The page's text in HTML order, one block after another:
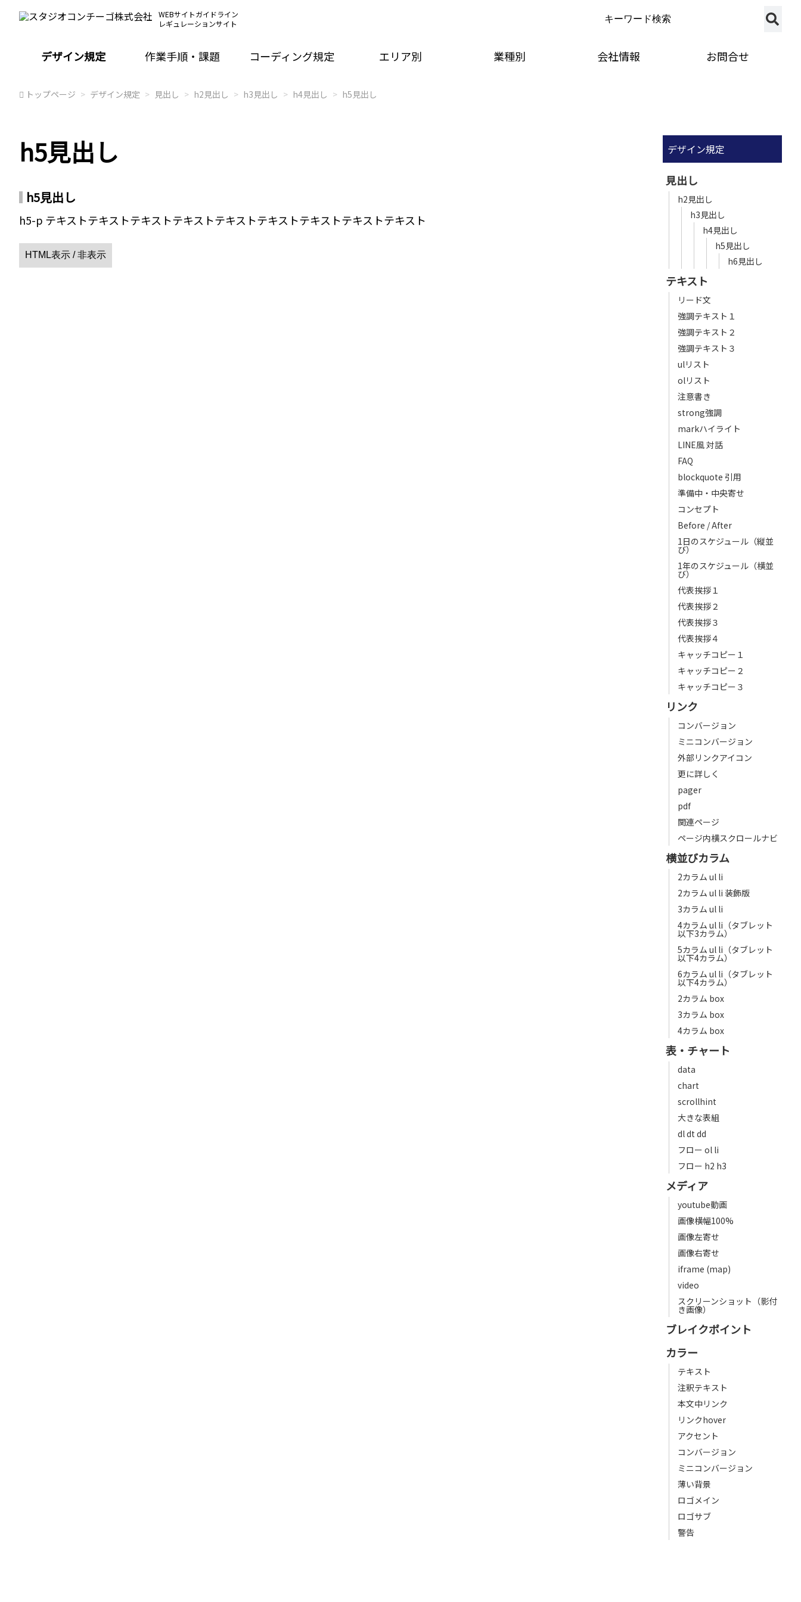
WEBサイトガイドライン
レギュレーションサイト
デザイン規定 作業手順・課題 コーディング規定 エリア別 業種別 会社情報 お問合せ
トップページ デザイン規定 見出し h2見出し h3見出し h4見出し h5見出し
h5見出し
h5見出し
h5-p テキストテキストテキストテキストテキストテキストテキストテキストテキスト
デザイン規定
見出し
h2見出し
h3見出し
h4見出し
h5見出し
h6見出し
テキスト
リード文
強調テキスト１
強調テキスト２
強調テキスト３
ulリスト
olリスト
注意書き
strong強調
markハイライト
LINE風 対話
FAQ
blockquote 引用
準備中・中央寄せ
コンセプト
Before / After
1日のスケジュール（縦並
び）
1年のスケジュール（横並
び）
代表挨拶１
代表挨拶２
代表挨拶３
代表挨拶４
キャッチコピー１
キャッチコピー２
キャッチコピー３
リンク
コンバージョン
ミニコンバージョン
外部リンクアイコン
更に詳しく
pager
pdf
関連ページ
ページ内横スクロールナビ
横並びカラム
2カラム ul li
2カラム ul li 装飾版
3カラム ul li
4カラム ul li（タブレット
以下3カラム）
5カラム ul li（タブレット
以下4カラム）
6カラム ul li（タブレット
以下4カラム）
2カラム box
3カラム box
4カラム box
表・チャート
data
chart
scrollhint
大きな表組
dl dt dd
フロー ol li
フロー h2 h3
メディア
youtube動画
画像横幅100%
画像左寄せ
画像右寄せ
iframe (map)
video
スクリーンショット（影付
き画像）
ブレイクポイント
カラー
テキスト
注釈テキスト
本文中リンク
リンクhover
アクセント
コンバージョン
ミニコンバージョン
薄い背景
ロゴメイン
ロゴサブ
警告